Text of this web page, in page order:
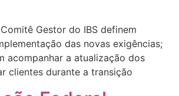
Gestor do IBS definem
das novas exigências;
acompanhar a atualização dos
clientes durante a transição